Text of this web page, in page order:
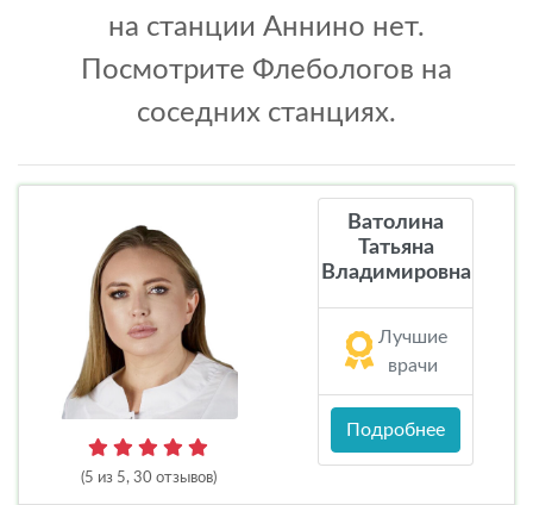
на станции Аннино нет.
Посмотрите Флебологов на
соседних станциях.
(5 из 5, 30 отзывов)
Ватолина
Татьяна
Владимировна
Лучшие
врачи
Подробнее